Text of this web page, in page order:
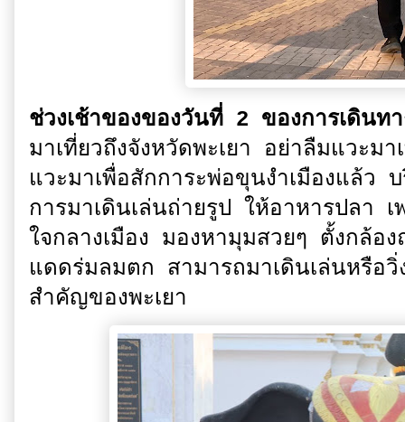
ช่วงเช้าของของวันที่ 2 ของการเดินท
มาเที่ยวถึงจังหวัดพะเยา อย่าลืมแวะม
แวะมาเพื่อสักการะพ่อขุนงำเมืองแล้ว
การมาเดินเล่นถ่ายรูป ให้อาหารปลา เ
ใจกลางเมือง มองหามุมสวยๆ ตั้งกล้อง
แดดร่มลมตก สามารถมาเดินเล่นหรือ
สำคัญของพะเยา